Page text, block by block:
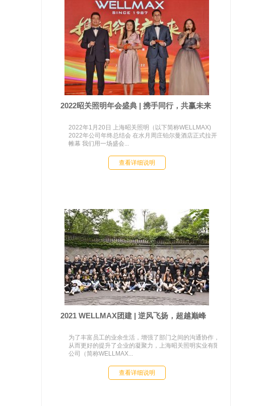
2022昭关照明年会盛典 | 携手同行，共赢未来
2022年1月20日 上海昭关照明（以下简称WELLMAX)
2022年公司年终总结会 在水月周庄铂尔曼酒店正式拉开
帷幕 我们用一场盛会...
查看详细说明
2021 WELLMAX团建 | 逆风飞扬，超越巅峰
为了丰富员工的业余生活，增强了部门之间的沟通协作，
从而更好的提升了企业的凝聚力，上海昭关照明实业有限
公司（简称WELLMAX...
查看详细说明